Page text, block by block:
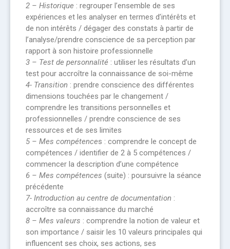
2 – Historique : regrouper l’ensemble de ses
expériences et les analyser en termes d’intérêts et
de non intérêts / dégager des constats à partir de
l’analyse/prendre conscience de sa perception par
rapport à son histoire professionnelle
3 – Test de personnalité : utiliser les résultats d’un
test pour accroître la connaissance de soi-même
4- Transition : prendre conscience des différentes
dimensions touchées par le changement /
comprendre les transitions personnelles et
professionnelles / prendre conscience de ses
ressources et de ses limites
5 – Mes compétences : comprendre le concept de
compétences / identifier de 2 à 5 compétences /
commencer la description d’une compétence
6 – Mes compétences (suite) : poursuivre la séance
précédente
7- Introduction au centre de documentation :
accroître sa connaissance du marché
8 – Mes valeurs : comprendre la notion de valeur et
son importance / saisir les 10 valeurs principales qui
influencent ses choix, ses actions, ses